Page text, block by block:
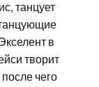
танцует
в
творит
чего